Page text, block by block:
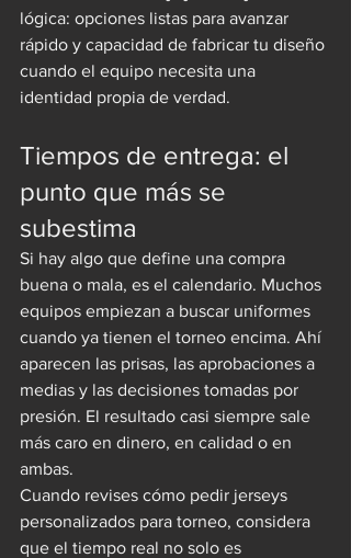
lógica: opciones listas para avanzar
rápido y capacidad de fabricar tu diseño
cuando el equipo necesita una
identidad propia de verdad.
Tiempos de entrega: el
punto que más se
subestima
Si hay algo que define una compra
buena o mala, es el calendario. Muchos
equipos empiezan a buscar uniformes
cuando ya tienen el torneo encima. Ahí
aparecen las prisas, las aprobaciones a
medias y las decisiones tomadas por
presión. El resultado casi siempre sale
más caro en dinero, en calidad o en
ambas.
Cuando revises cómo pedir jerseys
personalizados para torneo, considera
que el tiempo real no solo es